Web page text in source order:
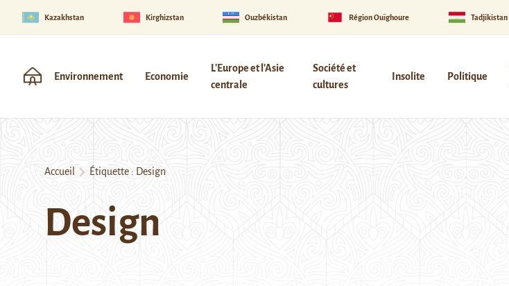
Kazakhstan Kirghizstan Ouzbékistan Région Ouïghoure Tadjikistan
Environnement Economie
L'Europe et l'Asie
centrale
Société et
cultures
Insolite Politique
Accueil Étiquette : Design
Design